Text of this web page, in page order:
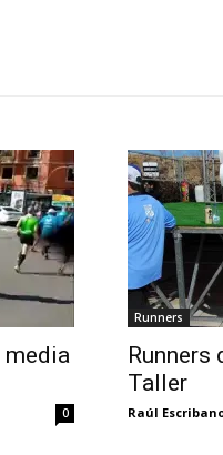
media
0
Runners
Runners
Taller
Raúl